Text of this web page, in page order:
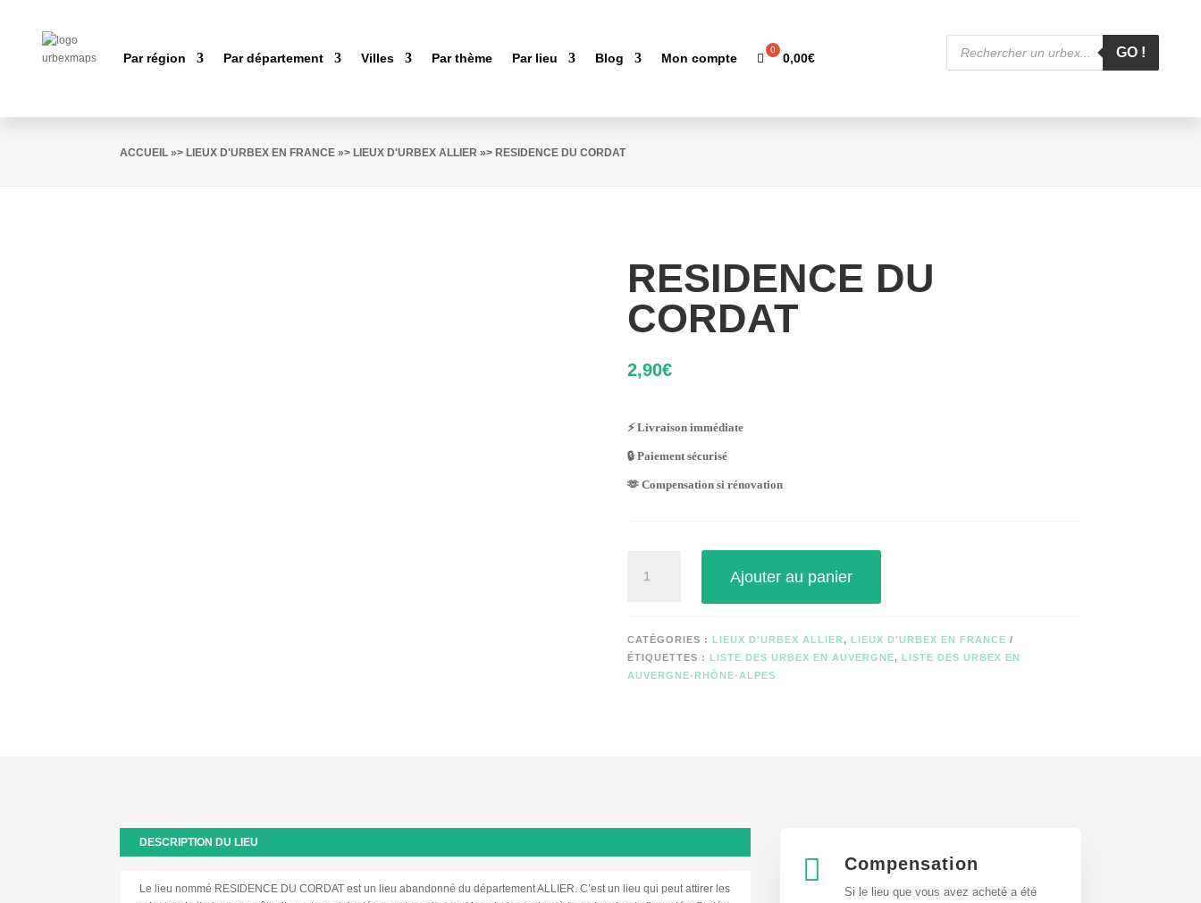
Par région Par département Villes Par thème Par lieu Blog Mon compte 0,00€
Recherche
produits
GO !
ACCUEIL »>LIEUX D'URBEX EN FRANCE »>LIEUX D'URBEX ALLIER »> RESIDENCE DU CORDAT
RESIDENCE DU
CORDAT
2,90€
⚡ Livraison immédiate
🔒 Paiement sécurisé
🫶 Compensation si rénovation
CORDAT
Ajouter au panier
CATÉGORIES : LIEUX D'URBEX ALLIER, LIEUX D'URBEX EN FRANCE
ÉTIQUETTES : LISTE DES URBEX EN AUVERGNE, LISTE DES URBEX EN
AUVERGNE-RHÔNE-ALPES
DESCRIPTION DU LIEU
Le lieu nommé RESIDENCE DU CORDAT est un lieu abandonné du département ALLIER. C’est un lieu qui peut attirer les
 Compensation
Si le lieu que vous avez acheté a été